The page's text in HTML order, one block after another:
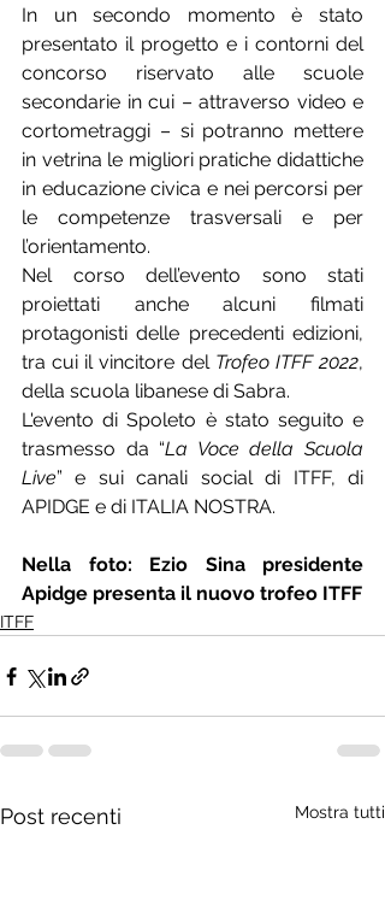
In un secondo momento è stato
presentato il progetto e i contorni del
concorso riservato alle scuole
secondarie in cui – attraverso video e
cortometraggi – si potranno mettere
in vetrina le migliori pratiche didattiche
in educazione civica e nei percorsi per
le competenze trasversali e per
l’orientamento.
Nel corso dell’evento sono stati
proiettati anche alcuni filmati
protagonisti delle precedenti edizioni,
tra cui il vincitore del Trofeo ITFF 2022,
della scuola libanese di Sabra.
L'evento di Spoleto è stato seguito e
trasmesso da “La Voce della Scuola
Live” e sui canali social di ITFF, di
APIDGE e di ITALIA NOSTRA.
Nella foto: Ezio Sina presidente
Apidge presenta il nuovo trofeo ITFF
ITFF
Post recenti Mostra tutti